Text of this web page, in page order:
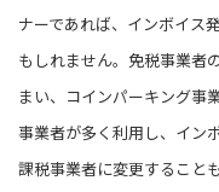
ナーであれば、インボイス
もしれません。免税事業者
まい、コインパーキング事
事業者が多く利用し、イン
課税事業者に変更すること